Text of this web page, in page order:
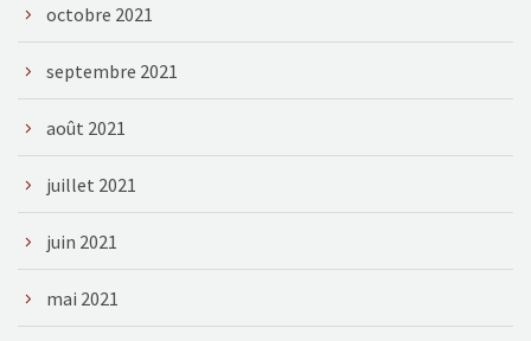
octobre 2021
septembre 2021
août 2021
juillet 2021
juin 2021
mai 2021